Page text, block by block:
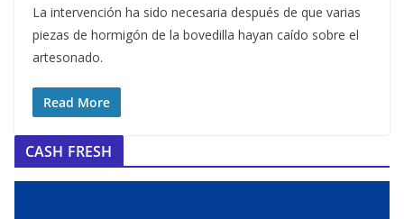
La intervención ha sido necesaria después de que varias
piezas de hormigón de la bovedilla hayan caído sobre el
artesonado.
Read More
CASH FRESH